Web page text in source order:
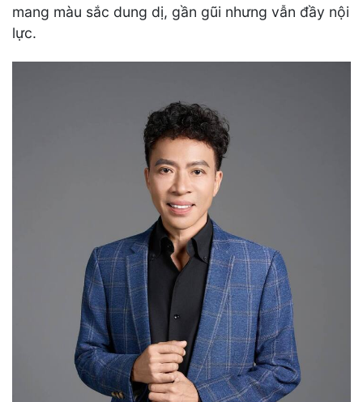
mang màu sắc dung dị, gần gũi nhưng vẫn đầy nội
lực.